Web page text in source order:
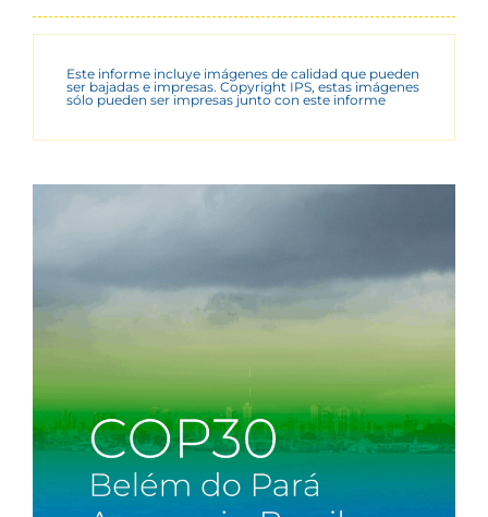
Este informe incluye imágenes de calidad que pueden
ser bajadas e impresas. Copyright IPS, estas imágenes
sólo pueden ser impresas junto con este informe